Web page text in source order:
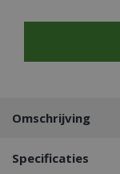
Omschrijving
Specificaties